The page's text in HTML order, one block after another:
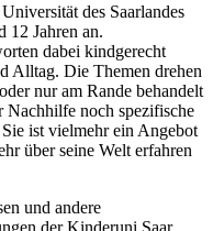
des Saarlandes
12 Jahren an.
dabei kindgerecht
Alltag. Die Themen drehen
nur am Rande behandelt
noch spezifische
ist vielmehr ein Angebot
über seine Welt erfahren
und andere
der Kinderuni Saar